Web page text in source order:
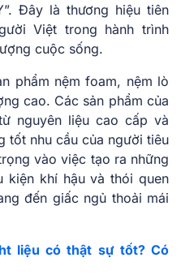
Đây là thương hiệu tiên
Việt trong hành trình
cuộc sống.
phẩm nệm foam, nệm lò
cao. Các sản phẩm của
nguyên liệu cao cấp và
tốt nhu cầu của người tiêu
vào việc tạo ra những
kiện khí hậu và thói quen
đến giấc ngủ thoải mái
liệu có thật sự tốt? Có